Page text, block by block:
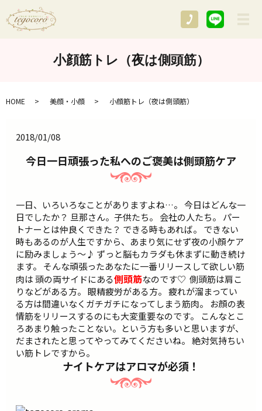
小顔筋トレ（夜は側頭筋）
HOME 美顔・小顔 小顔筋トレ（夜は側頭筋）
2018/01/08
今日一日頑張った私へのご褒美は側頭筋ケア
一日、いろいろなことがありますよね…。 今日はどんな一
日でしたか？ 旦那さん。子供たち。 会社の人たち。 パー
トナーとは仲良くできた？ できる時もあれば。 できない
時もあるのが人生ですから、あまり気にせず夜の小顔ケア
に励みましょう～♪ ずっと脳もカラダも休まずに動き続け
ます。 そんな頑張ったあなたに一番リリースして欲しい筋
肉は 頭の両サイドにある側頭筋なのです♡ 側頭筋は肩こ
りなどがある方。 眼精疲労がある方。 疲れが溜まってい
る方は間違いなくガチガチになってしまう筋肉。 お顔の表
情筋をリリースするのにも大変重要なのです。 こんなとこ
ろあまり触ったことない。という方も多いと思いますが、
だまされたと思ってやってみてくださいね。 絶対気持ちい
い筋トレですから。
ナイトケアはアロマが必須！